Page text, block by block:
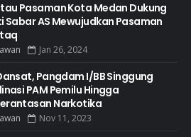
Pasaman Kota Medan Dukung
Sabar AS Mewujudkan Pasaman
Jan 26, 2024
Pangdam I/BB Singgung
PAM Pemilu Hingga
Narkotika
Nov 11, 2023